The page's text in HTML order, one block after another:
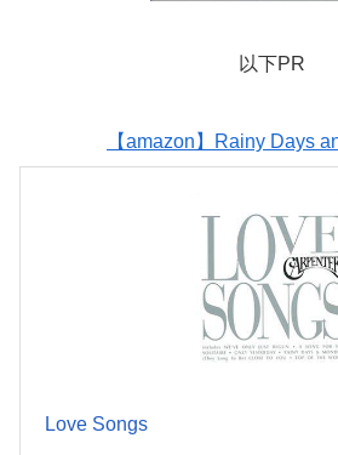
以下PR
【amazon】Rainy Days
Love Songs